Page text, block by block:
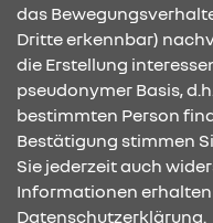
KONTAKT &
das
Dritte erkennbar)
die Erstellung
pseudonymer Basis,
bestimmten Person
Bestätigung stimmen
Sie jederzeit auch
Informationen erhalten
Datenschutzerklärung.